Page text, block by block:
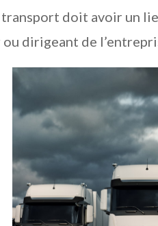
doit avoir un
dirigeant de